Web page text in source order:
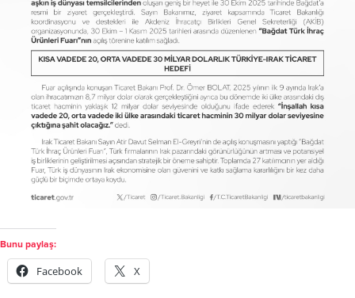
Bunu paylaş:
Facebook X